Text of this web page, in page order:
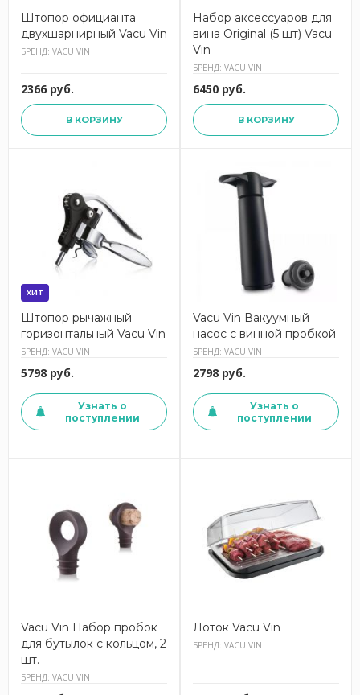
Штопор официанта
двухшарнирный Vacu Vin
БРЕНД: VACU VIN
2366 руб.
В КОРЗИНУ
Набор аксессуаров для
вина Original (5 шт) Vacu
Vin
БРЕНД: VACU VIN
6450 руб.
В КОРЗИНУ
ХИТ
Штопор рычажный
горизонтальный Vacu Vin
БРЕНД: VACU VIN
5798 руб.
Узнать о
поступлении
Vacu Vin Вакуумный
насос с винной пробкой
БРЕНД: VACU VIN
2798 руб.
Узнать о
поступлении
Vacu Vin Набор пробок
для бутылок с кольцом, 2
шт.
БРЕНД: VACU VIN
Лоток Vacu Vin
БРЕНД: VACU VIN